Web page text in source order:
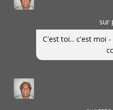
sur
C'est toi... c'est moi